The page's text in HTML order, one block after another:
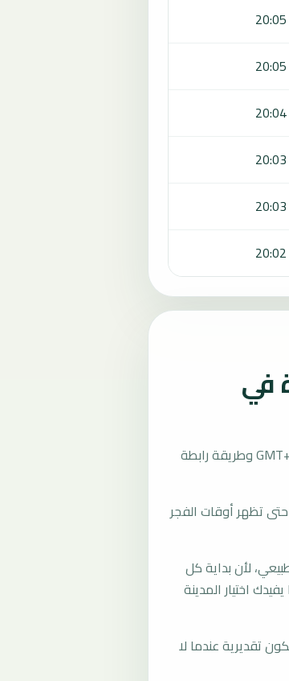
20:05
20:05
20:04
20:03
20:03
20:02
في
تُحسب مواقيت الصلاة في كوليكورو، مالي بحسب توقيت GMT+0 وطريقة رابطة
المرجع العام للمدينة يستخدم إحداثيات 12.8627, -7.5598 حتى تظهر أوقات الفجر
لأن بداية كل
اختيار المدينة
تقديرية عندما لا